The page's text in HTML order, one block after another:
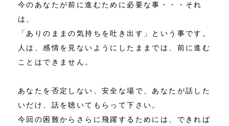
今のあなたが前に進むために必要な事・・・それ
は、
「ありのままの気持ちを吐き出す」という事です。
人は、感情を見ないようにしたままでは、前に進む
ことはできません。
あなたを否定しない、安全な場で、あなたが話した
いだけ、話を聴いてもらって下さい。
今回の困難からさらに飛躍するためには、できれば